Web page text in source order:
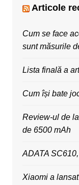
Articole
Cum se face
sunt măsurile
Lista finală a
Cum își bate
Review-ul de
de 6500 mAh
ADATA
Xiaomi a